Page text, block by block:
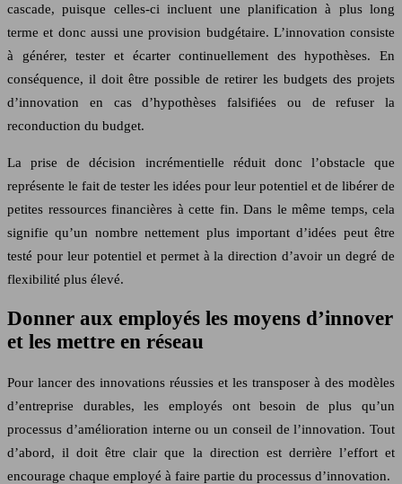
cascade, puisque celles-ci incluent une planification à plus long
terme et donc aussi une provision budgétaire. L’innovation consiste
à générer, tester et écarter continuellement des hypothèses. En
conséquence, il doit être possible de retirer les budgets des projets
d’innovation en cas d’hypothèses falsifiées ou de refuser la
reconduction du budget.
La prise de décision incrémentielle réduit donc l’obstacle que
représente le fait de tester les idées pour leur potentiel et de libérer de
petites ressources financières à cette fin. Dans le même temps, cela
signifie qu’un nombre nettement plus important d’idées peut être
testé pour leur potentiel et permet à la direction d’avoir un degré de
flexibilité plus élevé.
Donner aux employés les moyens d’innover
et les mettre en réseau
Pour lancer des innovations réussies et les transposer à des modèles
d’entreprise durables, les employés ont besoin de plus qu’un
processus d’amélioration interne ou un conseil de l’innovation. Tout
d’abord, il doit être clair que la direction est derrière l’effort et
encourage chaque employé à faire partie du processus d’innovation.